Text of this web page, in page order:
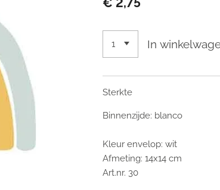
In
Sterkte
Binnenzijde: blanco
Kleur envelop: wit
Afmeting: 14x14 cm
Art.nr. 30